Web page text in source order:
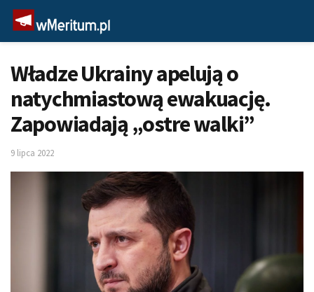
Władze Ukrainy apelują o
natychmiastową ewakuację.
Zapowiadają „ostre walki”
9 lipca 2022